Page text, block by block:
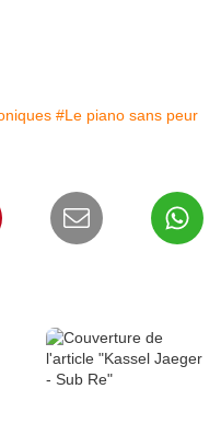
#Le piano sans peur